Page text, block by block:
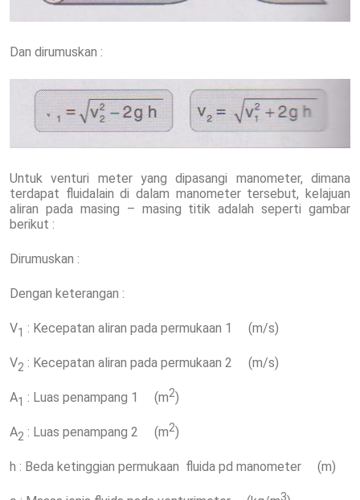
Dan dirumuskan :
Untuk venturi meter yang dipasangi manometer, dimana
terdapat fluidalain di dalam manometer tersebut, kelajuan
aliran pada masing – masing titik adalah seperti gambar
berikut :
Dirumuskan :
Dengan keterangan :
V1 : Kecepatan aliran pada permukaan 1 (m/s)
V2 : Kecepatan aliran pada permukaan 2 (m/s)
A1 : Luas penampang 1 (m2)
A2 : Luas penampang 2 (m2)
h : Beda ketinggian permukaan fluida pd manometer (m)
3